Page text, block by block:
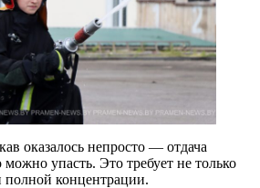
оказалось непросто — отдача
можно упасть. Это требует не только
концентрации.